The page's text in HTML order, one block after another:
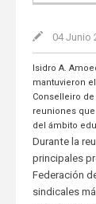
04 Junio
Isidro A.
mantuvieron
Conselleiro
reuniones
del ámbito
Durante la
principales
Federación
sindicales